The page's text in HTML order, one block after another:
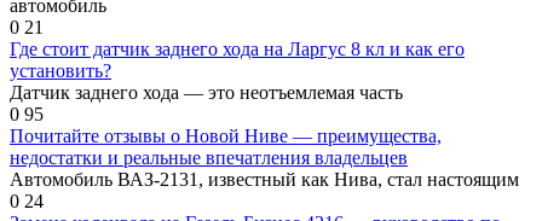
автомобиль
0 21
Где стоит датчик заднего хода на Ларгус 8 кл и как его
установить?
Датчик заднего хода — это неотъемлемая часть
0 95
Почитайте отзывы о Новой Ниве — преимущества,
недостатки и реальные впечатления владельцев
Автомобиль ВАЗ-2131, известный как Нива, стал настоящим
0 24